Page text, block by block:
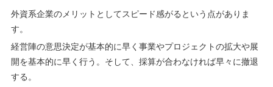
外資系企業のメリットとしてスピード感がるという点がありま
す。
経営陣の意思決定が基本的に早く事業やプロジェクトの拡大や展
開を基本的に早く行う。そして、採算が合わなければ早々に撤退
する。